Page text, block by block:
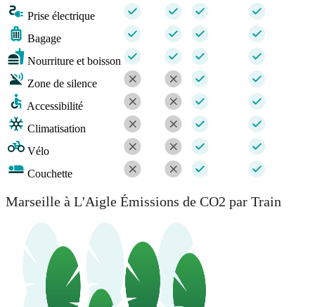
Prise électrique
Bagage
Nourriture et boisson
Zone de silence
Accessibilité
Climatisation
Vélo
Couchette
Marseille à L'Aigle Émissions de CO2 par Train